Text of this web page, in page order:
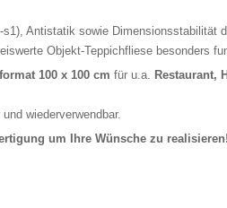
Antistatik sowie Dimensionsstabilität
Objekt-Teppichfliese besonders
100 x 100 cm für u.a. Restaurant,
wiederverwendbar.
um Ihre Wünsche zu realisieren!